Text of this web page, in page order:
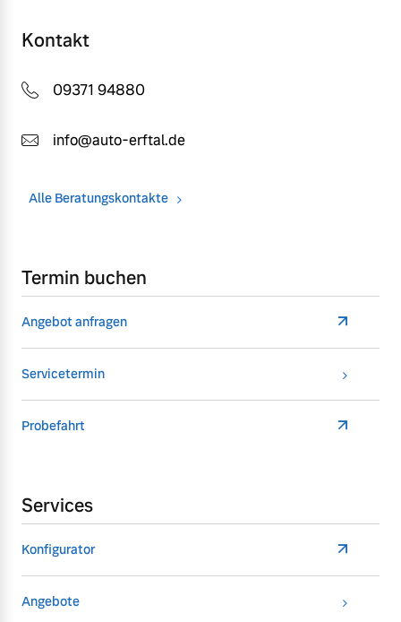
Kontakt
09371 94880
info@auto-erftal.de
Alle Beratungskontakte
Termin buchen
Angebot anfragen
Servicetermin
Probefahrt
Services
Konfigurator
Angebote